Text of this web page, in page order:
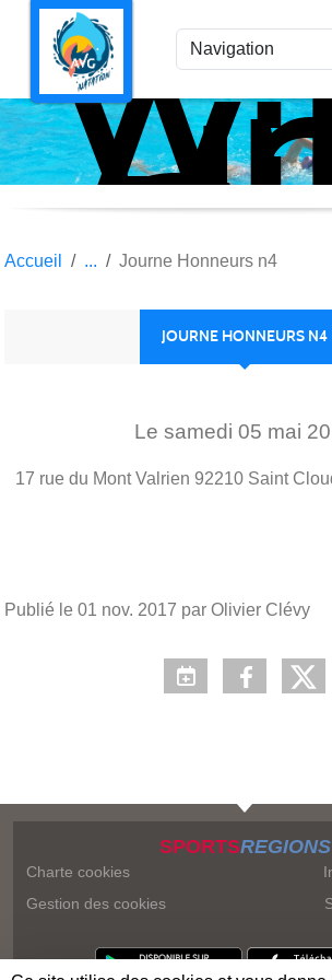
Accueil Journe Honneurs n4
JOURNE HONNEURS N4
Le samedi 05 mai
17 rue du Mont Valrien 92210 Saint
Publié le 01 nov. 2017 par Olivier Clévy
SPORTSREGIONS
Charte cookies
Gestion des cookies
Panneau de gestion des cookies